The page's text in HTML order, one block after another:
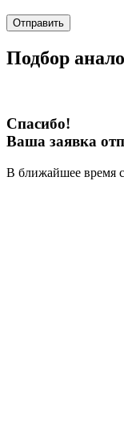
Отправить
Подбор
Спасибо!
Ваша заявка
В ближайшее время